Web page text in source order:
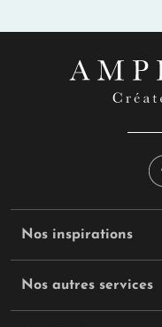
Nos inspirations
Nos autres services